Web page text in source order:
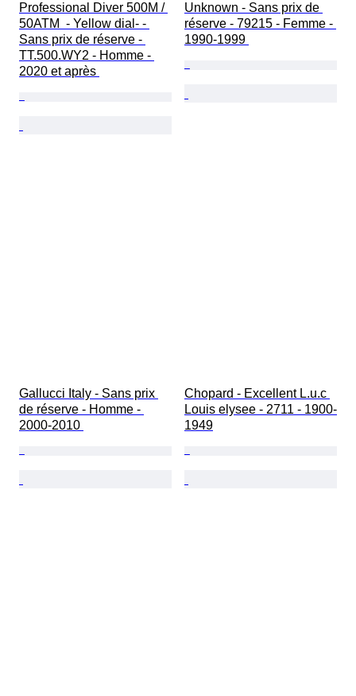
Professional Diver 500M /
50ATM  - Yellow dial- -
Sans prix de réserve -
TT.500.WY2 - Homme -
2020 et après
Unknown - Sans prix de
réserve - 79215 - Femme -
1990-1999
Gallucci Italy - Sans prix
de réserve - Homme -
2000-2010
Chopard - Excellent L.u.c
Louis elysee - 2711 - 1900-
1949